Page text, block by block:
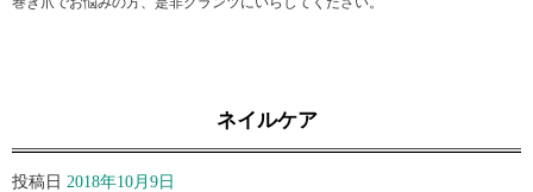
ネイルケア
投稿日 2018年10月9日